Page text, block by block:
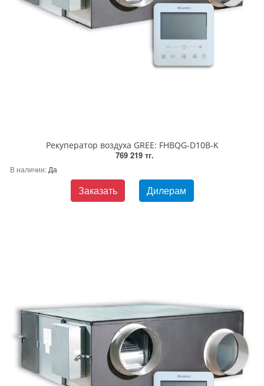
Рекуператор воздуха GREE: FHBQG-D10B-K
769 219 тг.
В наличии: Да
Заказать Дилерам